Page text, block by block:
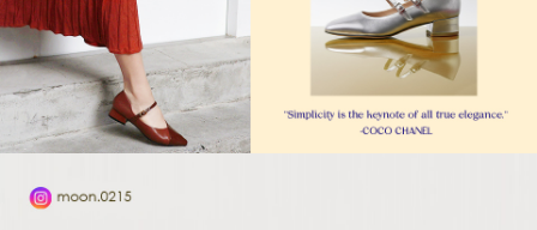
任。
４．使用「AFTEE先享後付」時，將依據個別帳號之用戶狀況，依本公司即
時審查核予不同之上限額度；若仍有額度不足之情形，本公司將視審查結果
請求用戶進行身份認證。
５．嚴禁一人註冊多個帳號或使用他人資訊註冊。若發現惡意使用之情形，
恩沛科技股份有限公司將有權停止該用戶之使用額度並採取法律行動。